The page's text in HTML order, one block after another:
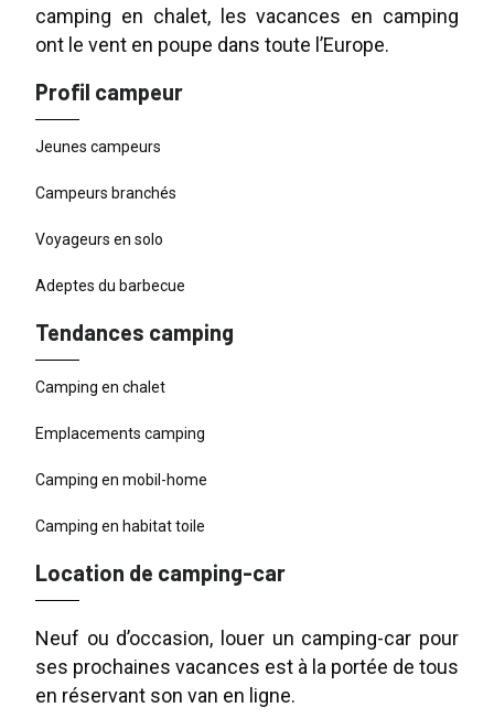
camping en chalet, les vacances en camping
ont le vent en poupe dans toute l’Europe.
Profil campeur
Jeunes campeurs
Campeurs branchés
Voyageurs en solo
Adeptes du barbecue
Tendances camping
Camping en chalet
Emplacements camping
Camping en mobil-home
Camping en habitat toile
Location de camping-car
Neuf ou d’occasion, louer un camping-car pour
ses prochaines vacances est à la portée de tous
en réservant son van en ligne.